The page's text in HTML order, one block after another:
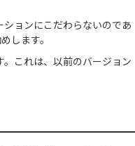
ョンにこだわらないのであ
します。
これは、以前のバージョン